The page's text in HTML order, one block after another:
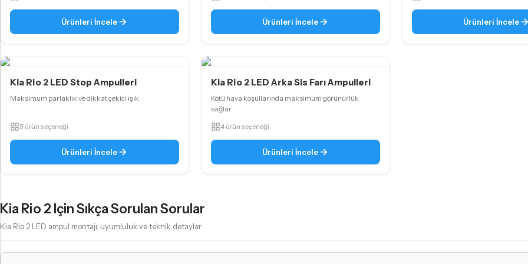
Ürünleri İncele Ürünleri İncele Ürünleri İncele
Kia Rio 2 LED Stop Ampulleri
Maksimum parlaklık ve dikkat çekici ışık.
5 ürün seçeneği
Ürünleri İncele
Kia Rio 2 LED Arka Sis Farı Ampulleri
Kötü hava koşullarında maksimum görünürlük
sağlar.
4 ürün seçeneği
Ürünleri İncele
Kia Rio 2 Için Sıkça Sorulan Sorular
Kia Rio 2 LED ampul montajı, uyumluluk ve teknik detaylar
H21W - BAW9S LED Ampul